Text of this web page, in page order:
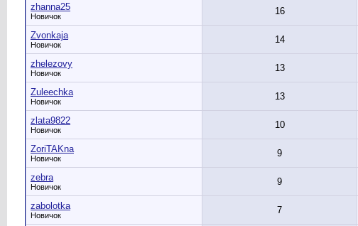
zhanna25
Новичок 16
Zvonkaja
Новичок 14
zhelezovy
Новичок 13
Zuleechka
Новичок 13
zlata9822
Новичок 10
ZoriTAKna
Новичок 9
zebra
Новичок 9
zabolotka
Новичок 7